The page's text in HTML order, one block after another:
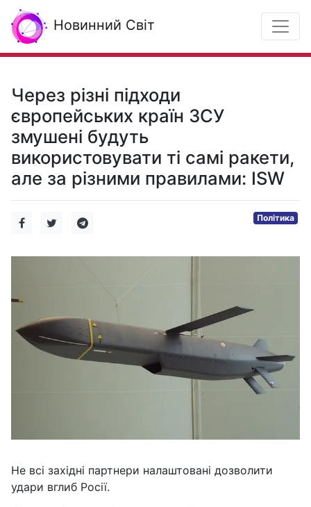
Новинний Світ
Через різні підходи
європейських країн ЗСУ
змушені будуть
використовувати ті самі ракети,
але за різними правилами: ISW
Політика
Не всі західні партнери налаштовані дозволити
удари вглиб Росії.